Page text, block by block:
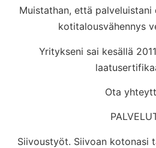
Muistathan, että
kotitalousvähennys
Yritykseni sai kesällä
Ota
Siivoustyöt. Siivoan kotonasi